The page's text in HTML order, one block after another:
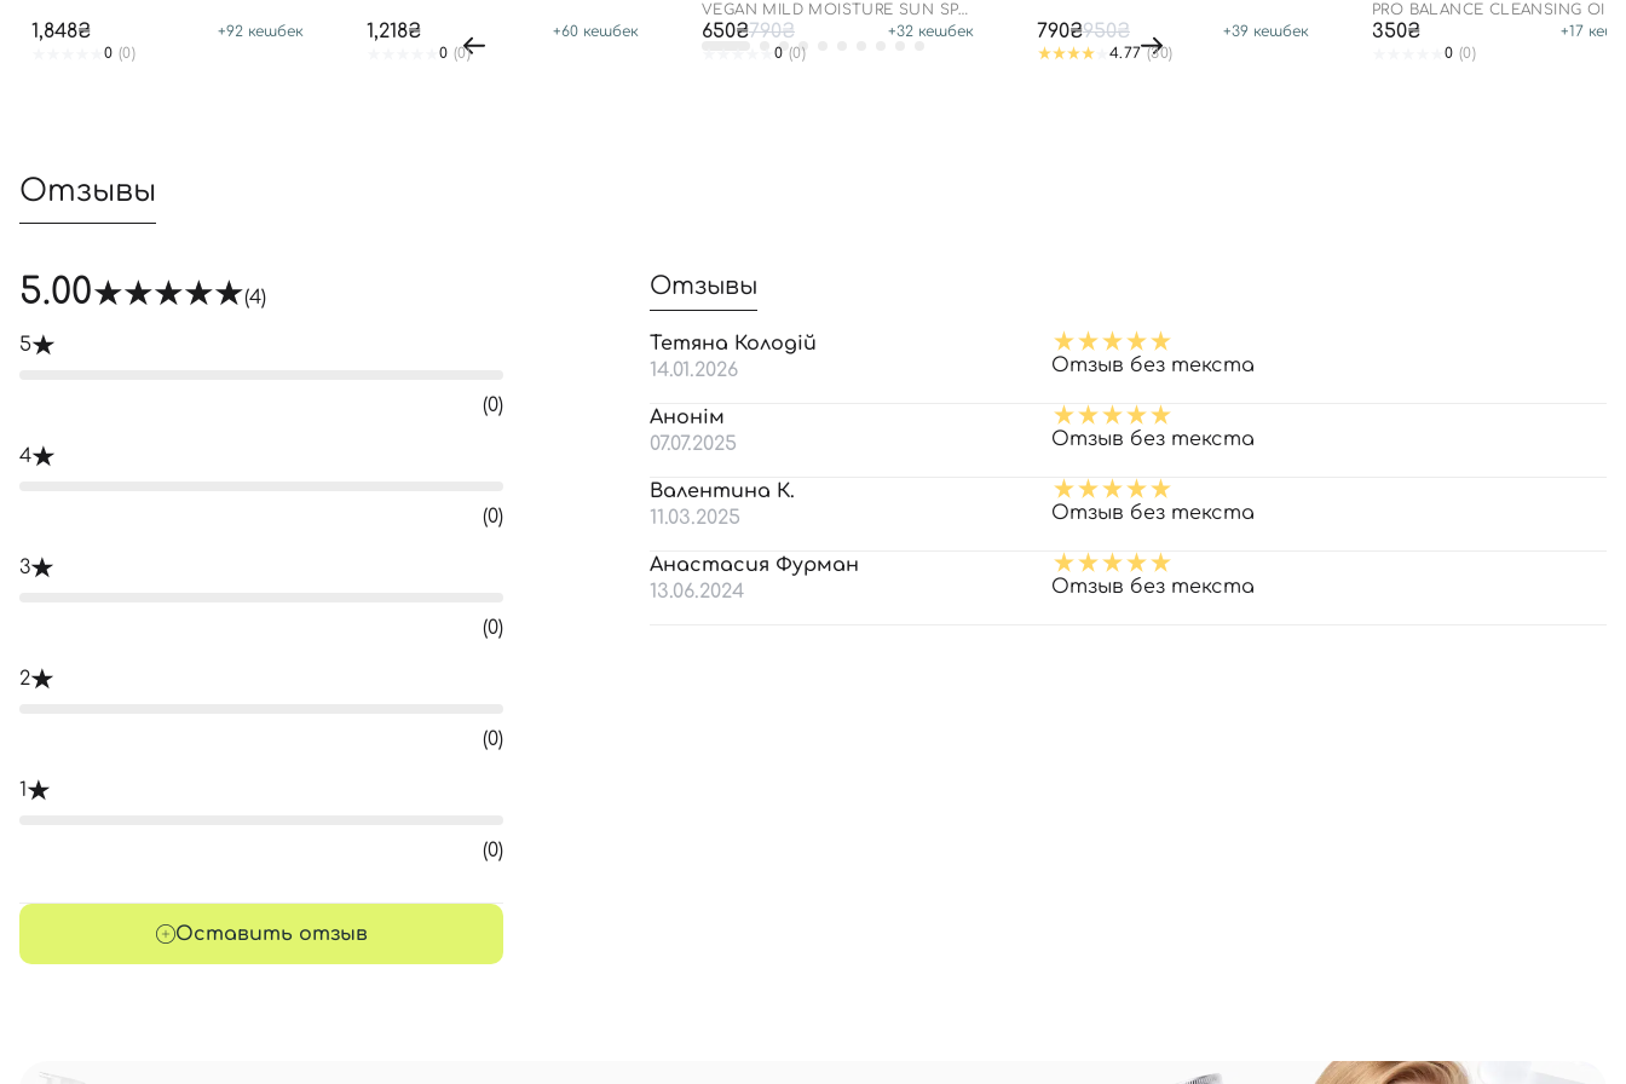
1,848₴ +92 кешбек
0 (0)
1,218₴ +60 кешбек
0 (0)
СКВАЛАНОМ, 50 МЛ
VEGAN MILD MOISTURE SUN SPF
50+ PA++++
650₴790₴ +32 кешбек
0 (0)
790₴950₴ +39 кешбек
4.77 (30)
PRO BALANCE CLEANSING OIL
350₴ +17
0 (0)
Отзывы
5.00 (4)
5
(0)
4
(0)
3
(0)
2
(0)
1
(0)
Оставить отзыв
Отзывы
Тетяна Колодій
14.01.2026
Отзыв без текста
Анонім
07.07.2025
Отзыв без текста
Валентина К.
11.03.2025
Отзыв без текста
Анастасия Фурман
13.06.2024
Отзыв без текста